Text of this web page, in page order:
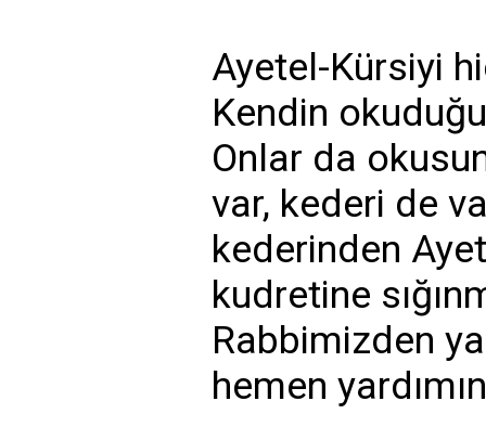
Ayetel-Kürsiyi
Kendin
Onlar da
var, kederi de
kederinden
kudretine
Rabbimizden
hemen